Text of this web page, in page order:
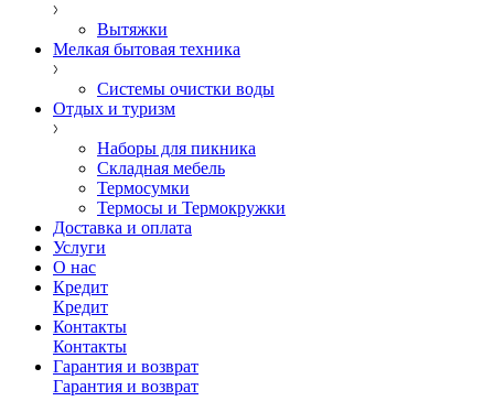
Вытяжки
Мелкая бытовая техника
Системы очистки воды
Отдых и туризм
Наборы для пикника
Складная мебель
Термосумки
Термосы и Термокружки
Доставка и оплата
Услуги
О нас
Кредит
Кредит
Контакты
Контакты
Гарантия и возврат
Гарантия и возврат